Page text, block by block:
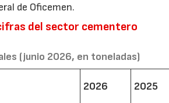
de Oficemen.
del sector cementero
(junio 2026, en toneladas)
2026 2025